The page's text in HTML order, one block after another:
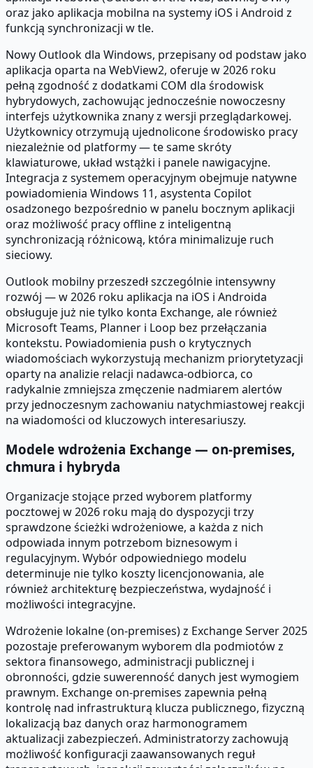
oraz jako aplikacja mobilna na systemy iOS i Android z
funkcją synchronizacji w tle.
Nowy Outlook dla Windows, przepisany od podstaw jako
aplikacja oparta na WebView2, oferuje w 2026 roku
pełną zgodność z dodatkami COM dla środowisk
hybrydowych, zachowując jednocześnie nowoczesny
interfejs użytkownika znany z wersji przeglądarkowej.
Użytkownicy otrzymują ujednolicone środowisko pracy
niezależnie od platformy — te same skróty
klawiaturowe, układ wstążki i panele nawigacyjne.
Integracja z systemem operacyjnym obejmuje natywne
powiadomienia Windows 11, asystenta Copilot
osadzonego bezpośrednio w panelu bocznym aplikacji
oraz możliwość pracy offline z inteligentną
synchronizacją różnicową, która minimalizuje ruch
sieciowy.
Outlook mobilny przeszedł szczególnie intensywny
rozwój — w 2026 roku aplikacja na iOS i Androida
obsługuje już nie tylko konta Exchange, ale również
Microsoft Teams, Planner i Loop bez przełączania
kontekstu. Powiadomienia push o krytycznych
wiadomościach wykorzystują mechanizm priorytetyzacji
oparty na analizie relacji nadawca-odbiorca, co
radykalnie zmniejsza zmęczenie nadmiarem alertów
przy jednoczesnym zachowaniu natychmiastowej reakcji
na wiadomości od kluczowych interesariuszy.
Modele wdrożenia Exchange — on-premises,
chmura i hybryda
Organizacje stojące przed wyborem platformy
pocztowej w 2026 roku mają do dyspozycji trzy
sprawdzone ścieżki wdrożeniowe, a każda z nich
odpowiada innym potrzebom biznesowym i
regulacyjnym. Wybór odpowiedniego modelu
determinuje nie tylko koszty licencjonowania, ale
również architekturę bezpieczeństwa, wydajność i
możliwości integracyjne.
Wdrożenie lokalne (on-premises) z Exchange Server 2025
pozostaje preferowanym wyborem dla podmiotów z
sektora finansowego, administracji publicznej i
obronności, gdzie suwerenność danych jest wymogiem
prawnym. Exchange on-premises zapewnia pełną
kontrolę nad infrastrukturą klucza publicznego, fizyczną
lokalizacją baz danych oraz harmonogramem
aktualizacji zabezpieczeń. Administratorzy zachowują
możliwość konfiguracji zaawansowanych reguł